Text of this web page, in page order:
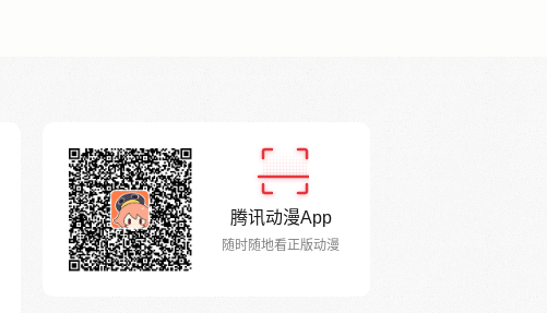
腾讯动漫App
随时随地看正版动漫